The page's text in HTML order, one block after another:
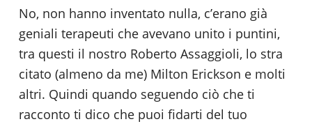
No, non hanno inventato nulla, c’erano già
geniali terapeuti che avevano unito i puntini,
tra questi il nostro Roberto Assaggioli, lo stra
citato (almeno da me) Milton Erickson e molti
altri. Quindi quando seguendo ciò che ti
racconto ti dico che puoi fidarti del tuo